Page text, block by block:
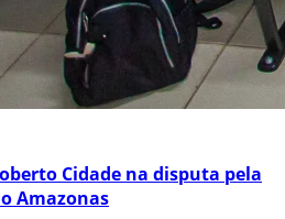
Cidade na disputa pela
Amazonas